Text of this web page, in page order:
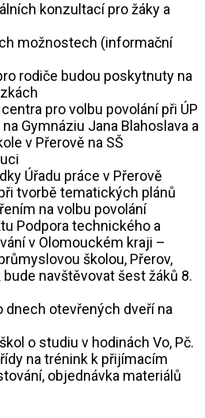
konzultací pro žáky a
možnostech (informační
rodiče budou poskytnuty na
pro volbu povolání při ÚP
Gymnáziu Jana Blahoslava a
v Přerově na SŠ
Úřadu práce v Přerově
tvorbě tematických plánů
na volbu povolání
Podpora technického a
v Olomouckém kraji –
školou, Přerov,
navštěvovat šest žáků 8.
dnech otevřených dveří na
o studiu v hodinách Vo, Pč.
na trénink k přijímacím
objednávka materiálů